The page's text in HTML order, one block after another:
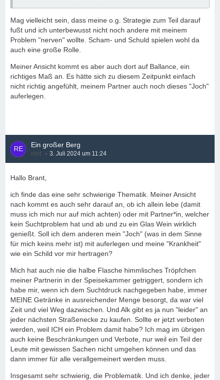
Mag vielleicht sein, dass meine o.g. Strategie zum Teil darauf
fußt und ich unterbewusst nicht noch andere mit meinem
Problem "nerven" wollte. Scham- und Schuld spielen wohl da
auch eine große Rolle.
Meiner Ansicht kommt es aber auch dort auf Ballance, ein
richtiges Maß an. Es hätte sich zu diesem Zeitpunkt einfach
nicht richtig angefühlt, meinem Partner auch noch dieses "Joch"
auferlegen.
Ein großer Berg
rent 3. Juli 2024 um 11:24
Hallo Brant,
ich finde das eine sehr schwierige Thematik. Meiner Ansicht
nach kommt es auch sehr darauf an, ob ich allein lebe (damit
muss ich mich nur auf mich achten) oder mit Partner*in, welcher
kein Suchtproblem hat und ab und zu ein Glas Wein wirklich
genießt. Soll ich dem anderen mein "Joch" (was in dem Sinne
für mich keins mehr ist) mit auferlegen und meine "Krankheit"
wie ein Schild vor mir hertragen?
Mich hat auch nie die halbe Flasche himmlisches Tröpfchen
meiner Partnerin in der Speisekammer getriggert, sondern ich
habe mir, wenn ich dem Suchtdruck nachgegeben habe, immer
MEINE Getränke in ausreichender Menge besorgt, da war viel
Zeit und viel Weg dazwischen. Und Alk gibt es ja nun "leider" an
jeder nächsten Straßenecke zu kaufen. Sollte er jetzt verboten
werden, weil ICH ein Problem damit habe? Ich mag im übrigen
auch keine Beschränkungen und Verbote, nur weil ein Teil der
Leute mit gewissen Sachen nicht umgehen können und das
dann immer für alle verallgemeinert werden muss.
Insgesamt sehr schwierig, die Problematik. Und ich denke, jeder